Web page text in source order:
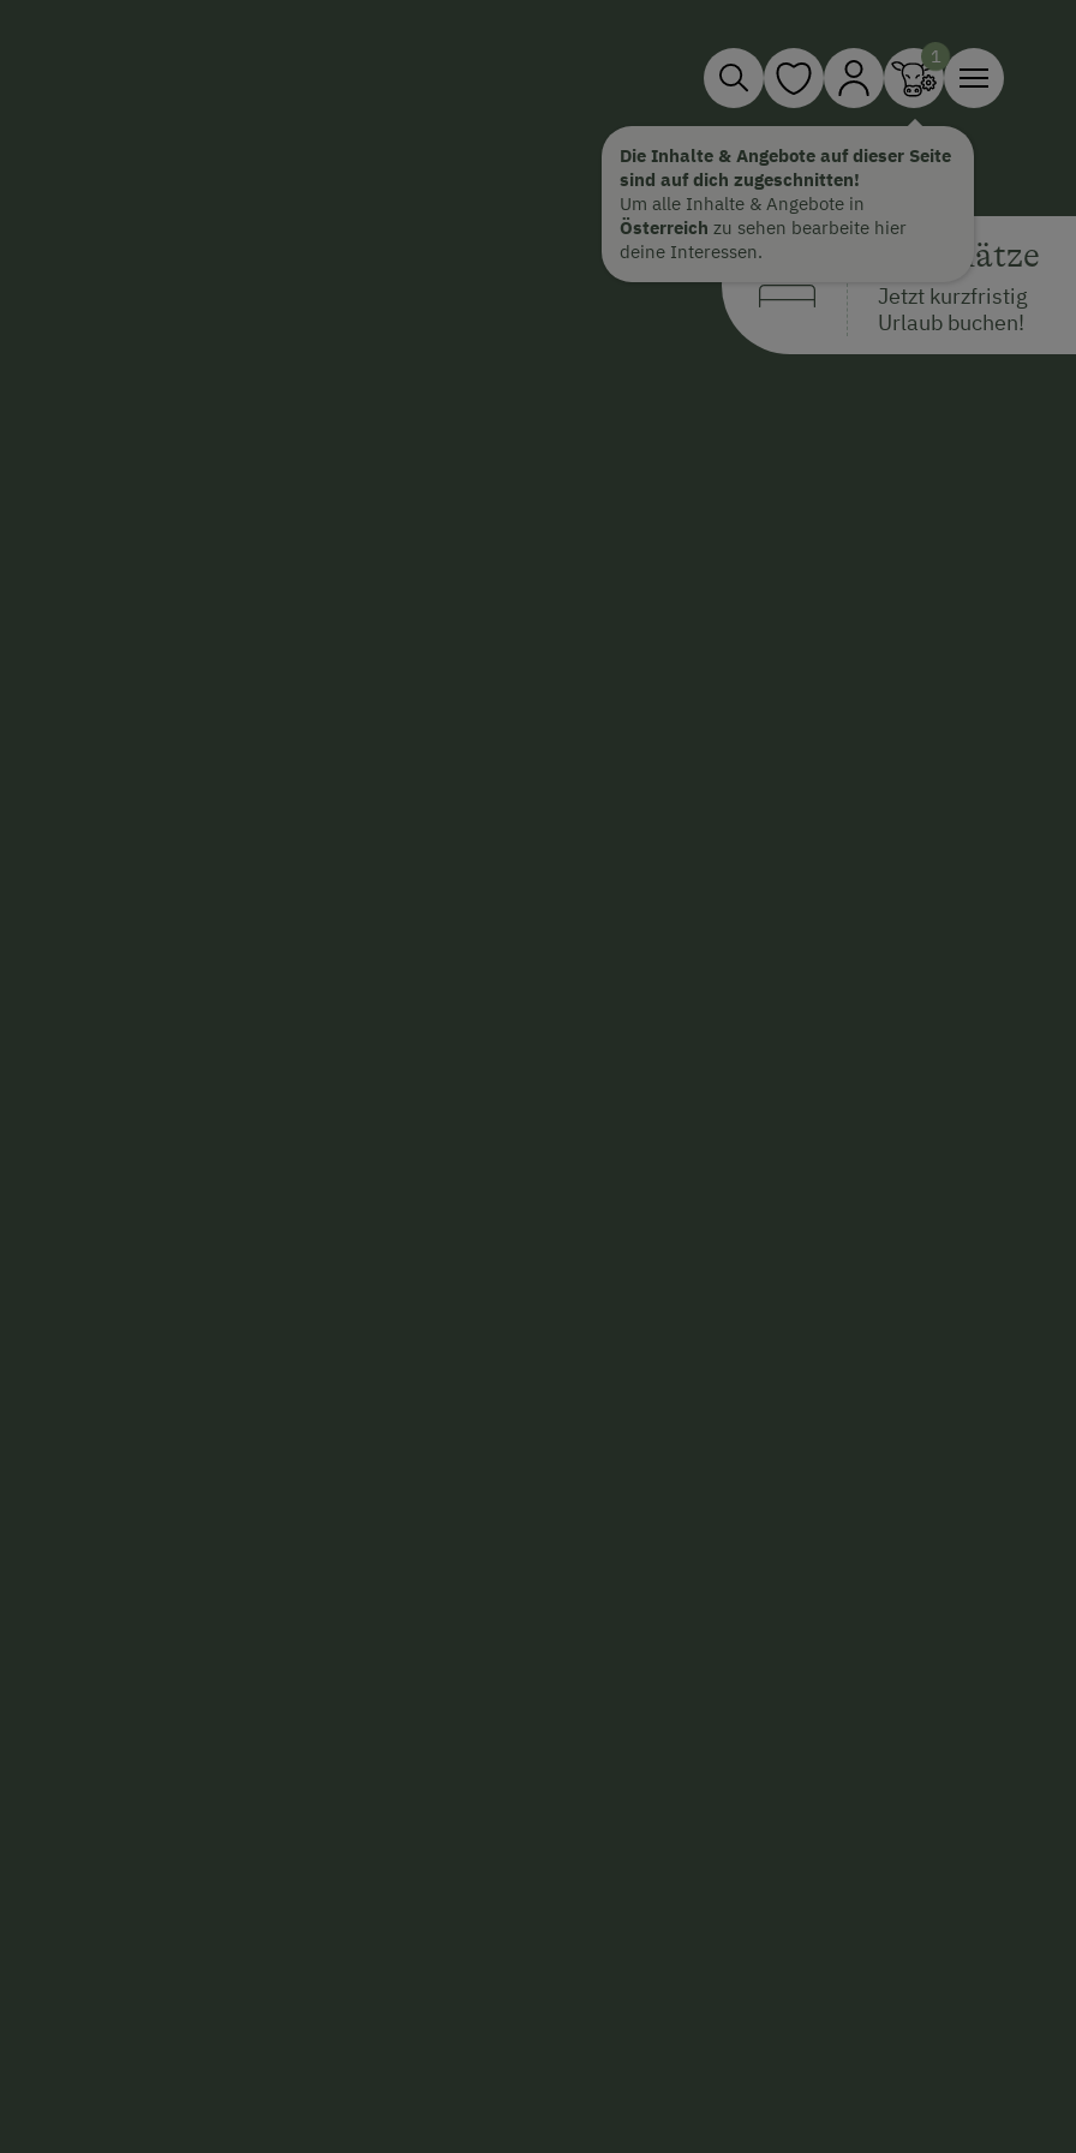
Die Inhalte & Angebote auf dieser Seite
sind auf dich zugeschnitten!
Um alle Inhalte & Angebote in
Österreich zu sehen bearbeite hier
deine Interessen.
Restplätze
Jetzt kurzfristig
Urlaub buchen!